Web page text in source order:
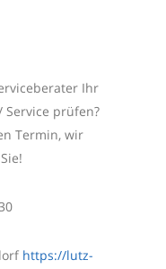
Ihr
Service prüfen?
Termin, wir
https://lutz-